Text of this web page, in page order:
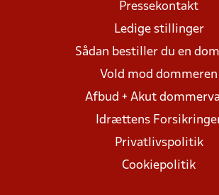
Pressekontakt
Ledige stillinger
Sådan bestiller du en
Vold mod dommeren
Afbud + Akut
Idrættens
Privatlivspolitik
Cookiepolitik